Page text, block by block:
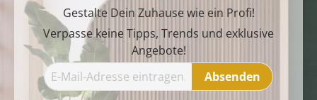
Gestalte Dein Zuhause wie ein Profi!
Verpasse keine Tipps, Trends und exklusive
Angebote!
Absenden